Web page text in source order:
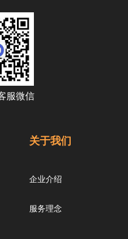
服微信
关于我们
企业介绍
服务理念